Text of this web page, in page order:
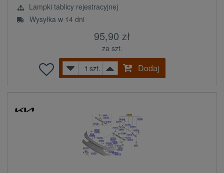
Lampki tablicy rejestracyjnej
Wysyłka w 14 dni
95,90 zł
za szt.
szt.
Dodaj